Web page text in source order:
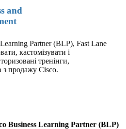
and
Partner (BLP), Fast Lane
кастомізувати і
тренінги,
з продажу Cisco.
Business Learning Partner (BLP)